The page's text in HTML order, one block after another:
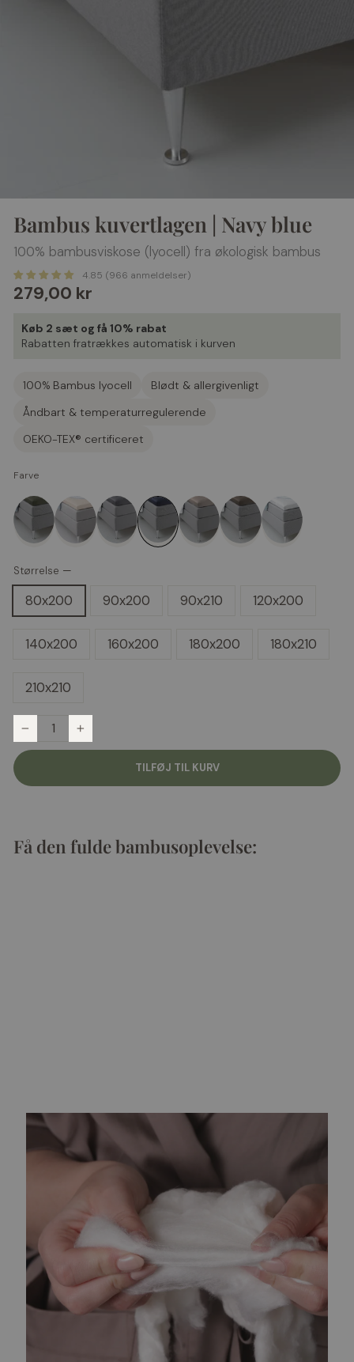
Bambus kuvertlagen | Navy blue
100% bambusviskose (lyocell) fra økologisk bambus
4.85 (966 anmeldelser)
Normalpris
279,00 kr
Køb 2 sæt og få 10% rabat
Rabatten fratrækkes automatisk i kurven
100% Bambus lyocell
Blødt & allergivenligt
Åndbart & temperaturregulerende
OEKO-TEX® certificeret
Farve
Farve
Navy
blue
Størrelse —
80x200 90x200 90x210 120x200
140x200 160x200 180x200 180x210
210x210
− +
TILFØJ TIL KURV
Få den fulde bambusoplevelse: